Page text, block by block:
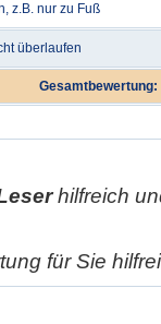
z.B. nur zu Fuß
überlaufen
Gesamtbewertung:
hilfreich
für Sie